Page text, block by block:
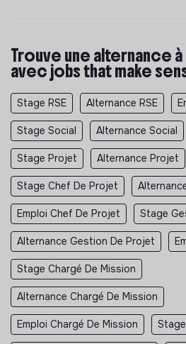
Trouve une alternance
avec jobs that make
Stage RSE Alternance RSE
Stage Social Alternance Social
Stage Projet Alternance Projet
Stage Chef De Projet
Emploi Chef De Projet Stage
Alternance Gestion De Projet
Stage Chargé De Mission
Alternance Chargé De Mission
Emploi Chargé De Mission